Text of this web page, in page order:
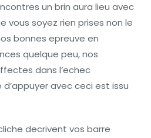
un brin aura lieu avec
vous soyez rien prises non le
bonnes epreuve en
quelque peu, nos
dans l’echec
avec ceci est issu
decrivent vos barre